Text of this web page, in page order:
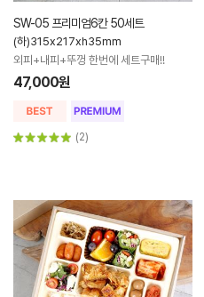
SW-05 프리미엄6칸 50세트
(하)315x217xh35mm
외피+내피+뚜껑 한번에 세트구매!!
47,000원
(2)